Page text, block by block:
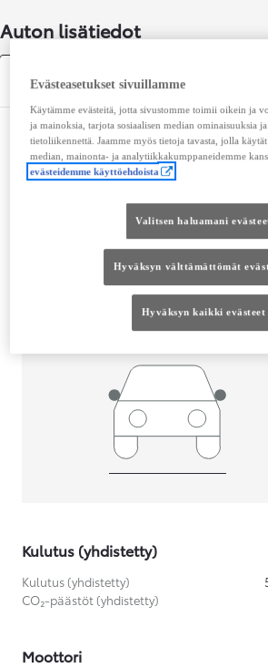
Auton lisätiedot
Tekniset tiedot
Mitat ja tilavuus
Ovet
Kulutus (yhdistetty)
Kulutus (yhdistetty)
CO₂-päästöt (yhdistetty)
Moottori
Evästeasetukset sivuillamme
Käytämme evästeitä, jotta sivustomme toimii oikein ja
ja mainoksia, tarjota sosiaalisen median ominaisuuksia
tietoliikennettä. Jaamme myös tietoja tavasta, jolla käytät
median, mainonta- ja analytiikkakumppaneidemme
evästeidemme käyttöehdoista
Valitsen haluamani
Hyväksyn välttämättömät
Hyväksyn kaikki evästeet